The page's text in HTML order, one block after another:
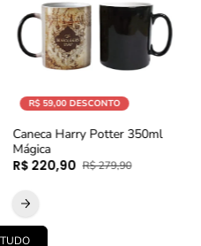
R$ 59,00 DESCONTO
Caneca Harry Potter 350ml
Mágica
R$ 220,90 R$ 279,90